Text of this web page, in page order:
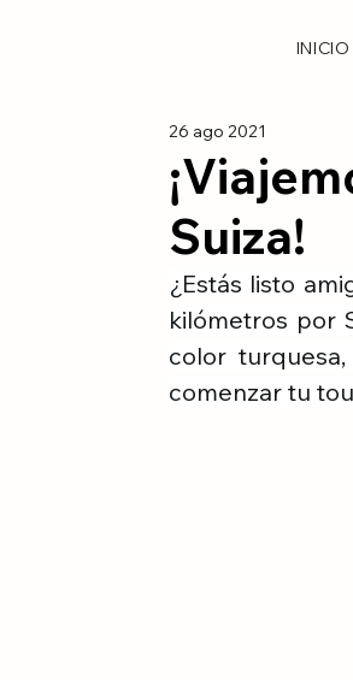
INICIO
Suiza!
26 ago 2021
¿Estás listo
kilómetros por
color
comenzar tu